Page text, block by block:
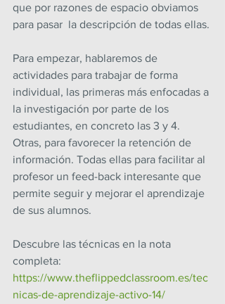
que por razones de espacio obviamos
para pasar  la descripción de todas ellas.
Para empezar, hablaremos de
actividades para trabajar de forma
individual, las primeras más enfocadas a
la investigación por parte de los
estudiantes, en concreto las 3 y 4.
Otras, para favorecer la retención de
información. Todas ellas para facilitar al
profesor un feed-back interesante que
permite seguir y mejorar el aprendizaje
de sus alumnos.
Descubre las técnicas en la nota
completa:
https://www.theflippedclassroom.es/tec
nicas-de-aprendizaje-activo-14/